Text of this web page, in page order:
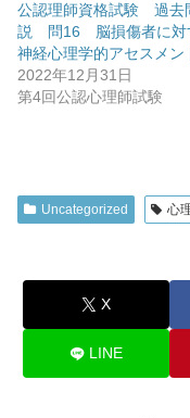
公認理師資格試験 過去
説 問16 脳損傷者に対
神経心理学的アセスメン
2022年12月31日
第4回公認心理師試験
Uncategorized 心
X
LINE